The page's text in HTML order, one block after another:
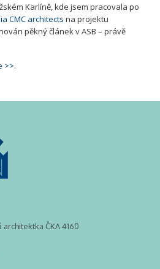
Karlíně, kde jsem pracovala po
CMC architects na projektu
pěkný článek v ASB – právě
>>.
ČKA 4160